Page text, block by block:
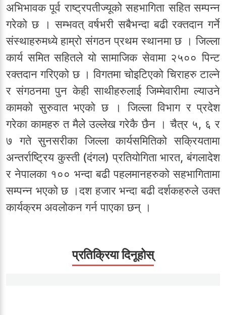
अभिभावक पूर्व राष्ट्रपतीज्यूको सहभागिता सहित सम्पन्न
गरेको छ । सम्भवत् वर्षभरी सबैभन्दा बढी रक्तदान गर्ने
संस्थाहरुमध्ये हाम्रो संगठन प्रथम स्थानमा छ । जिल्ला
कार्य समित सहितले यो सामाजिक सेवामा २५०० पिन्ट
रक्तदान गरिएको छ । विगतमा चोइटिएको चिराहरु टाल्ने
र संगठनमा पुन केही साथीहरुलाई जिम्मेवारीमा ल्याउने
कामको सुरुवात भएको छ । जिल्ला विभाग र प्रदेश
गरेका कामहरु त मैले उल्लेख गरेकै छैन । चैत्र ५, ६ र
७ गते सुनसरीका जिल्ला कार्यसमितिको सक्रियतामा
अन्तर्राष्ट्रिय कुस्ती (दंगल) प्रतियोगिता भारत, बंगलादेश
र नेपालका १०० भन्दा बढी पहलमानहरुको सहभागितामा
सम्पन्न भएको छ ।दश हजार भन्दा बढी दर्शकहरुले उक्त
कार्यक्रम अवलोकन गर्न पाएका छन् ।
प्रतिक्रिया दिनूहोस्